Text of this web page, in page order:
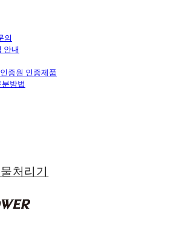
의
안내
증원 인증제품
방법
처리기